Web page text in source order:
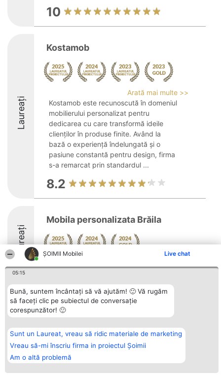
ȘOIMII Mobilei Live chat
05:15
Bună, suntem încântați să vă ajutăm! 🙂 Vă rugăm
să faceți clic pe subiectul de conversație
corespunzător! 🙂
Sunt un Laureat, vreau să ridic materiale de marketing
Vreau să-mi înscriu firma in proiectul Șoimii
Am o altă problemă
10
Laureați
Kostamob
Arată mai multe >>
Kostamob este recunoscută în domeniul
mobilierului personalizat pentru
dedicarea cu care transformă ideile
clienților în produse finite. Având la
bază o experiență îndelungată și o
pasiune constantă pentru design, firma
s-a remarcat prin standardul ...
8.2
Laureați
Mobila personalizata Brăila
8.1
Organizator Ranking
BRIGHT SOLUTIONS BR SRL
Aleea Timisul De Sus 2 Bl. A30
București
tel: +40 770 990 492
Plebiscyt
Lista Tuturor
Reguli
Politica de